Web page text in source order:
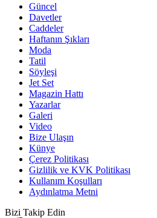
Güncel
Davetler
Caddeler
Haftanın Şıkları
Moda
Tatil
Söyleşi
Jet Set
Magazin Hattı
Yazarlar
Galeri
Video
Bize Ulaşın
Künye
Çerez Politikası
Gizlilik ve KVK Politikası
Kullanım Koşulları
Aydınlatma Metni
Bizi Takip Edin